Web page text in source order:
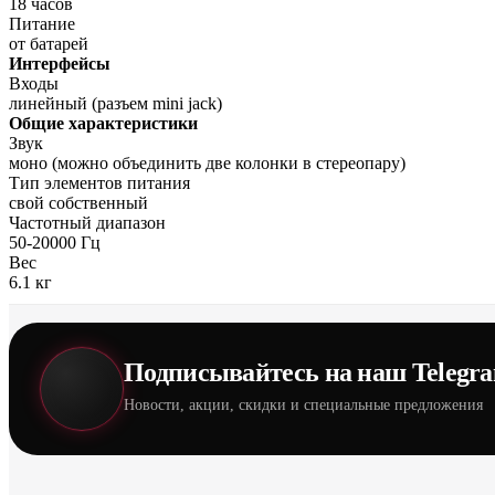
Питание
от батарей
Интерфейсы
Входы
линейный (разъем mini jack)
Общие характеристики
Звук
моно (можно объединить две колонки в стереопару)
Тип элементов питания
свой собственный
Частотный диапазон
50-20000 Гц
Вес
6.1 кг
Подписывайтесь на наш
Новости, акции, скидки и специальные предложения